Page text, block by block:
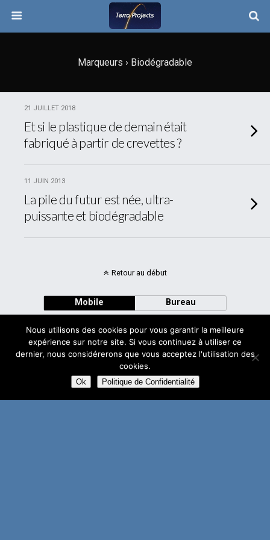
Marqueurs › Biodégradable
21 JUILLET 2018
Et si le plastique de demain était
fabriqué à partir de crevettes ?
11 JUIN 2013
La pile du futur est née, ultra-
puissante et biodégradable
Retour au début
Mobile Bureau
Avec
WPtouch Mobile Suite for WordPress
Nous utilisons des cookies pour vous garantir la meilleure
expérience sur notre site. Si vous continuez à utiliser ce
dernier, nous considérerons que vous acceptez l'utilisation des
cookies.
Ok Politique de Confidentialité